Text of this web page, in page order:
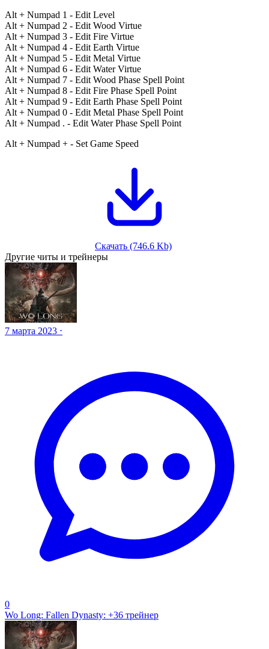
Alt + Numpad 1 - Edit Level
Alt + Numpad 2 - Edit Wood Virtue
Alt + Numpad 3 - Edit Fire Virtue
Alt + Numpad 4 - Edit Earth Virtue
Alt + Numpad 5 - Edit Metal Virtue
Alt + Numpad 6 - Edit Water Virtue
Alt + Numpad 7 - Edit Wood Phase Spell Point
Alt + Numpad 8 - Edit Fire Phase Spell Point
Alt + Numpad 9 - Edit Earth Phase Spell Point
Alt + Numpad 0 - Edit Metal Phase Spell Point
Alt + Numpad . - Edit Water Phase Spell Point
Alt + Numpad + - Set Game Speed
Скачать (746.6 Kb)
Другие читы и трейнеры
7 марта 2023 ⋅
0
Wo Long: Fallen Dynasty: +36 трейнер